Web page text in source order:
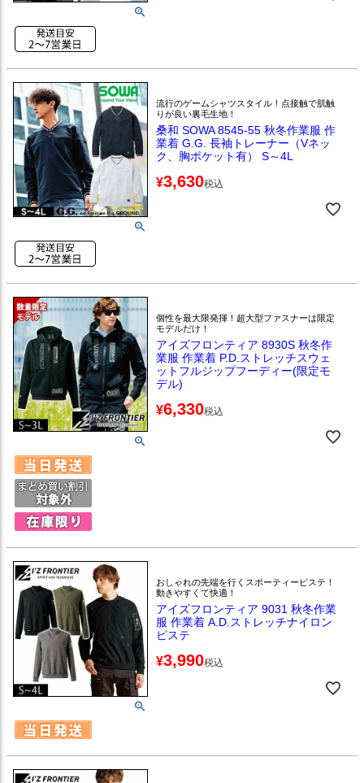
流行のゲームシャツスタイル！点接触で肌触
りが良い裏毛生地！
桑和 SOWA 8545-55 秋冬作業服 作
業着 G.G. 長袖トレーナー（Vネッ
ク、胸ポケット有） S～4L
¥3,630税込
個性を最大限発揮！超大型ファスナーは限定
モデルだけ！
アイズフロンティア 8930S 秋冬作
業服 作業着 P.D.ストレッチスウェ
ットフルジップフーディー(限定モ
デル)
¥6,330税込
おしゃれの先端を行くスポーティーピステ！
動きやすくて快適！
アイズフロンティア 9031 秋冬作業
服 作業着 A.D.ストレッチナイロン
ピステ
¥3,990税込